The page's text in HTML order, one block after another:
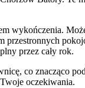
wykończenia.
przestronnych
przez cały rok.
co znacząco
oczekiwania.